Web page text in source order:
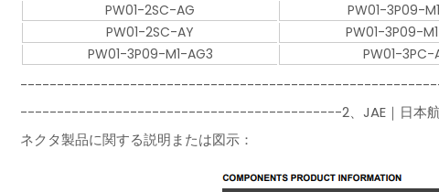
PW01-2SC-AG
PW01-3P09-
PW01-2SC-AY
PW01-3P09-
PW01-3P09-M1-AG3
PW01-3PC-
--------------------------------------------2、JAE｜日本航空エレ
ネクタ製品に関する説明または図示：